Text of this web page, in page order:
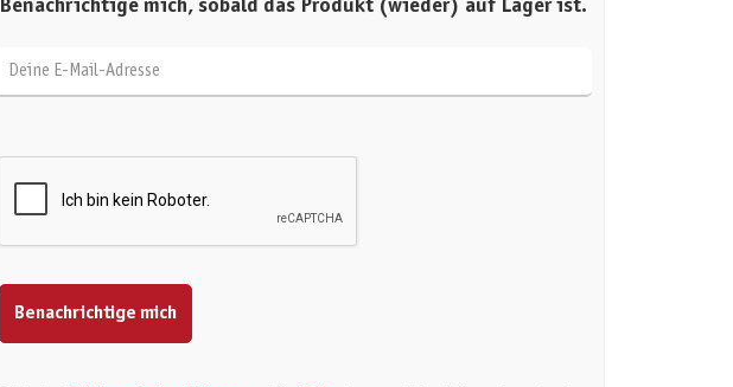
Benachrichtige mich, sobald das Produkt (wieder) auf Lager ist.
Benachrichtige mich